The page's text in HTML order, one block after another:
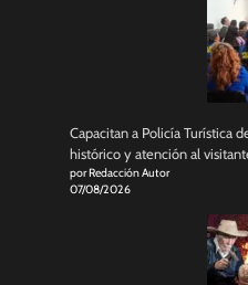
Capacitan a Policía Turística
histórico y atención al
por Redacción Autor
07/08/2026